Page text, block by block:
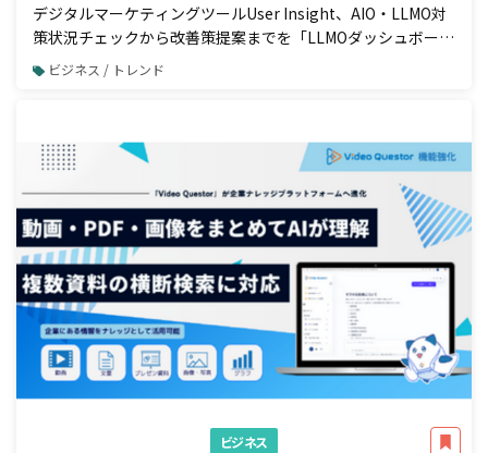
デジタルマーケティングツールUser Insight、AIO・LLMO対
策状況チェックから改善策提案までを「LLMOダッシュボー
ド」で一元管理
ビジネス / トレンド
ビジネス